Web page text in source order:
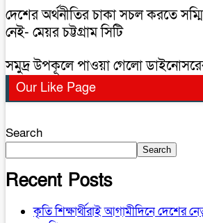
দেশের অর্থনীতির চাকা সচল করতে
নেই- মেয়র চট্টগ্রাম সিটি
সমুদ্র উপকূলে পাওয়া গেলো
Our Like Page
Search
Search
Recent Posts
কৃতি শিক্ষার্থীরাই আগামীদিনে দেশের